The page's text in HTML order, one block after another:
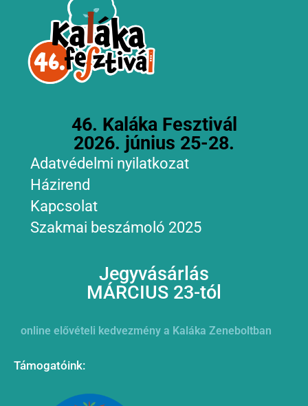
46. Kaláka Fesztivál
2026. június 25-28.
Adatvédelmi nyilatkozat
Házirend
Kapcsolat
Szakmai beszámoló 2025
Jegyvásárlás
MÁRCIUS 23-tól
online elővételi kedvezmény a Kaláka Zeneboltban
Támogatóink: